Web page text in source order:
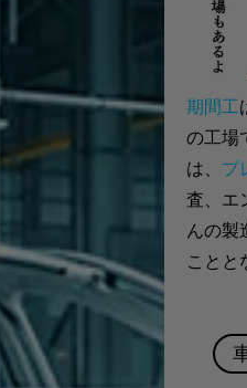
期間工
の工場
は、 プ
査、エ
んの製
ことと